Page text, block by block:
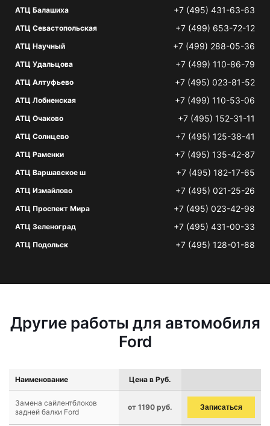
АТЦ Балашиха +7 (495) 431-63-63
АТЦ Севастопольская +7 (499) 653-72-12
АТЦ Научный +7 (499) 288-05-36
АТЦ Удальцова +7 (499) 110-86-79
АТЦ Алтуфьево +7 (495) 023-81-52
АТЦ Лобненская +7 (499) 110-53-06
АТЦ Очаково +7 (495) 152-31-11
АТЦ Солнцево +7 (495) 125-38-41
АТЦ Раменки +7 (495) 135-42-87
АТЦ Варшавское ш +7 (495) 182-17-65
АТЦ Измайлово +7 (495) 021-25-26
АТЦ Проспект Мира +7 (495) 023-42-98
АТЦ Зеленоград +7 (495) 431-00-33
АТЦ Подольск +7 (495) 128-01-88
Другие работы для автомобиля
Ford
Наименование Цена в Руб.
Замена сайлентблоков
задней балки Ford
от 1190 руб. Записаться